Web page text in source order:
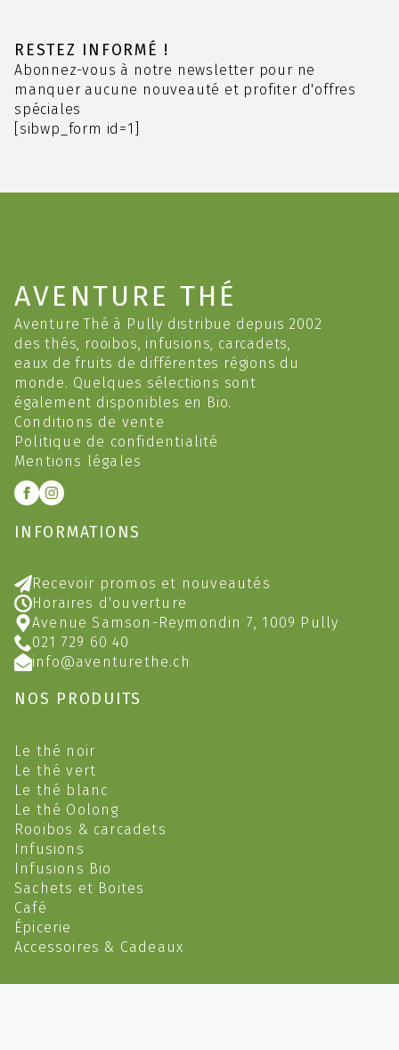
choisies
sur
la
du
RESTEZ INFORMÉ !
Abonnez-vous à notre newsletter pour ne
manquer aucune nouveauté et profiter d'offres
spéciales
[sibwp_form id=1]
AVENTURE THÉ
Aventure Thé à Pully distribue depuis 2002
des thés, rooibos, infusions, carcadets,
eaux de fruits de différentes régions du
monde. Quelques sélections sont
également disponibles en Bio.
Conditions de vente
Politique de confidentialité
Mentions légales
INFORMATIONS
Recevoir promos et nouveautés
Horaires d'ouverture
Avenue Samson-Reymondin 7, 1009 Pully
021 729 60 40
info@aventurethe.ch
NOS PRODUITS
Le thé noir
Le thé vert
Le thé blanc
Le thé Oolong
Rooibos & carcadets
Infusions
Infusions Bio
Sachets et Boites
Café
Épicerie
Accessoires & Cadeaux